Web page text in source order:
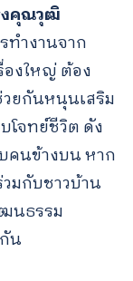
งคุณวุฒิ
ทำงานจาก
องใหญ่ ต้อง
ยกันหนุนเสริม
โจทย์ชีวิต ดัง
คนข้างบน หาก
มกับชาวบ้าน
นธรรม
น